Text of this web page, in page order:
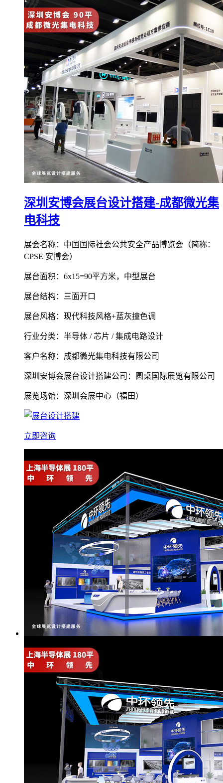
深圳安博会展台设计搭建-成都微光集
电科技
展会名称：中国国际社会公共安全产品博览会（简称：
CPSE 安博会）
展台面积：6x15=90平方米，中型展台
展台结构：三面开口
展台风格：现代科技风格+蓝灰撞色调
行业分类：半导体 / 芯片 / 集成电路设计
客户名称：成都微光集电科技有限公司
深圳安博会展台设计搭建公司：圆桌国际展览有限公司
展览场馆：深圳会展中心（福田）
立即咨询